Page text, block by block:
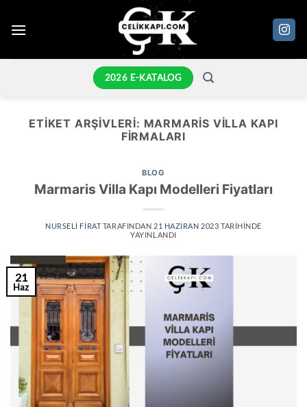
atla
2026 E-KATALOG
ETIKET ARŞIVLERI: MARMARIS VILLA KAPI
FIRMALARI
BLOG
Marmaris Villa Kapı Modelleri Fiyatları
NURSELI FIRATTARAFINDAN 21 HAZIRAN 2023 TARIHINDE
YAYINLANDI
21
Haz